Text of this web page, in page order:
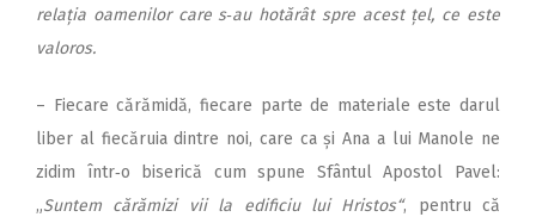
relația oamenilor care s‑au hotărât spre acest țel, ce este
valoros.
– Fiecare cărămidă, fiecare parte de materiale este darul
liber al fiecăruia dintre noi, care ca și Ana a lui Manole ne
zidim într‑o biserică cum spune Sfântul Apostol Pavel:
„Suntem cărămizi vii la edificiu lui Hristos“, pentru că